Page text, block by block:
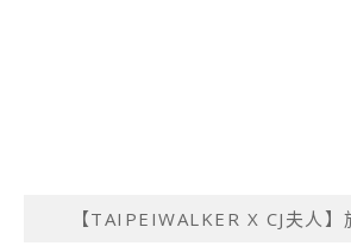
【TAIPEIWALKER X CJ夫人